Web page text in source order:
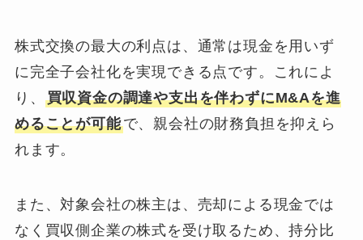
株式交換の最大の利点は、通常は現金を用いず
に完全子会社化を実現できる点です。これによ
り、 買収資金の調達や支出を伴わずにM&Aを進
めることが可能で、親会社の財務負担を抑えら
れます。
また、対象会社の株主は、売却による現金では
なく買収側企業の株式を受け取るため、持分比